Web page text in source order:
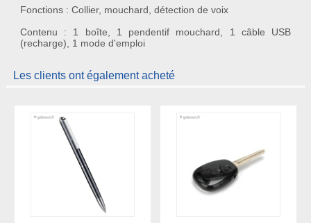
Fonctions : Collier, mouchard, détection de voix
Contenu : 1 boîte, 1 pendentif mouchard, 1 câble USB
(recharge), 1 mode d'emploi
Les clients ont également acheté